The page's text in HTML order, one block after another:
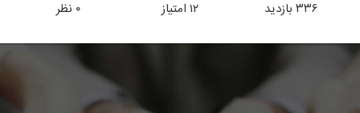
۳۳۶بازدید ۱۲ امتیاز ۰ نظر